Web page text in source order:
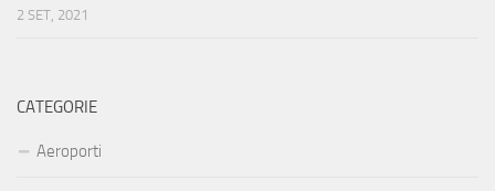
2 SET, 2021
CATEGORIE
Aeroporti